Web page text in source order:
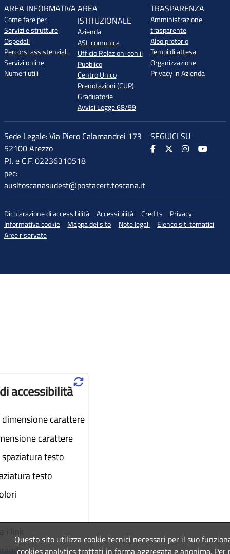
AREA INFORMATIVA
Come fare per
Servizi e strutture
Ospedali
Percorsi assistenziali
Servizi online
Numeri utili
AREA
ISTITUZIONALE
Azienda
ASL comunica
Ufficio Relazioni con il
Pubblico
Centro Unico
Prenotazioni (CUP)
Graduatorie
Avvisi Legge 68/99
TRASPARENZA
Amministrazione
trasparente
Albo pretorio
Tempi di attesa
Organizzazione
Privacy in Azienda
Sede Legale: Via Piero Calamandrei 173
52100 Arezzo
P.I. e C.F. 02236310518
pec:
ausltoscanasudest@postacert.toscana.it
SEGUICI SU
Dichiarazione di accessibilità Accessibilità Credits
Privacy
Informativa cookie
Mappa del sito Note legali
Elenco siti tematici
Aree riservate
Questo sito utilizza cookie tecnici necessari per il suo
cookies analytics trattati in forma aggregata e anonima. Per
accessibilità
carattere
carattere
testo
testo